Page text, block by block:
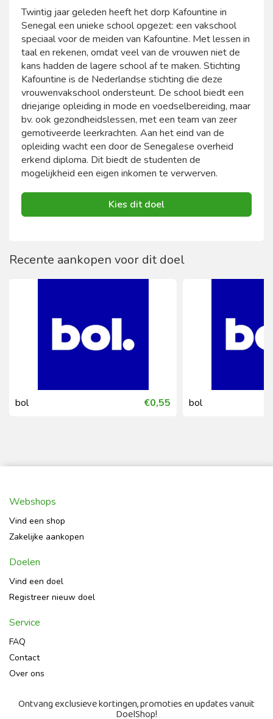
Twintig jaar geleden heeft het dorp Kafountine in
Senegal een unieke school opgezet: een vakschool
speciaal voor de meiden van Kafountine. Met lessen in
taal en rekenen, omdat veel van de vrouwen niet de
kans hadden de lagere school af te maken. Stichting
Kafountine is de Nederlandse stichting die deze
vrouwenvakschool ondersteunt. De school biedt een
driejarige opleiding in mode en voedselbereiding, maar
bv. ook gezondheidslessen, met een team van zeer
gemotiveerde leerkrachten. Aan het eind van de
opleiding wacht een door de Senegalese overheid
erkend diploma. Dit biedt de studenten de
mogelijkheid een eigen inkomen te verwerven.
Kies dit doel
Recente aankopen voor dit doel
bol €0,55 bol
Webshops
Vind een shop
Zakelijke aankopen
Doelen
Vind een doel
Registreer nieuw doel
Service
FAQ
Contact
Over ons
Ontvang exclusieve kortingen, promoties en updates vanuit